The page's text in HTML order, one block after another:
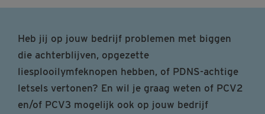
Heb jij op jouw bedrijf problemen met biggen
die achterblijven, opgezette
liesplooilymfeknopen hebben, of PDNS-achtige
letsels vertonen? En wil je graag weten of PCV2
en/of PCV3 mogelijk ook op jouw bedrijf